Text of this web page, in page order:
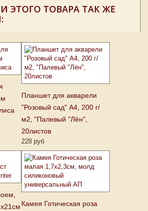
ЭТОГО ТОВАРА ТАК ЖЕ
Планшет для акварели
"Розовый сад" А4, 200 г/
м2, "Палевый "Лён",
20листов
228 руб
Камея Готическая роза